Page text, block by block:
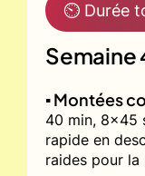
⏲ Durée
Semaine
▪️ Montées
40 min, 8x45
rapide en
raides pour la